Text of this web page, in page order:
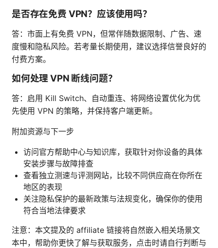
是否存在免费 VPN？应该使用吗？
答：市面上有免费 VPN，但常伴随数据限制、广告、速
度慢和隐私风险。若考量长期使用，建议选择信誉良好的
付费方案。
如何处理 VPN 断线问题？
答：启用 Kill Switch、自动重连、将网络设置优化为优
先使用 VPN 的策略，并保持客户端更新。
附加资源与下一步
访问官方帮助中心与知识库，获取针对你设备的具体
安装步骤与故障排查
查看独立测速与评测网站，比较不同供应商在你所在
地区的表现
关注隐私保护的最新政策与法规变化，确保你的使用
符合当地法律要求
注意：本文提及的 affiliate 链接将自然嵌入相关场景文
本中，帮助你更快了解与获取服务，点击时请自行判断与